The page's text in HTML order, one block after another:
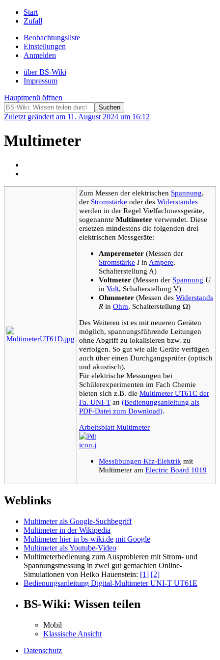
Start
Zufall
Beobachtungsliste
Einstellungen
Anmelden
über BS-Wiki
Impressum
Hauptmenü öffnen
Zuletzt geändert am 11. August 2024 um 16:12
Multimeter
Zum Messen der elektrischen Spannung,
der Stromstärke oder des Widerstandes
werden in der Regel Vielfachmessgeräte,
sogenannte Multimeter verwendet. Diese
ersetzen mindestens die folgenden drei
elektrischen Messgeräte:
Amperemeter (Messen der
Stromstärke Iin Ampere,
Schalterstellung A)
Voltmeter (Messen der Spannung U
in Volt, Schalterstellung V)
Ohmmeter (Messen des Widerstands
R in Ohm, Schalterstellung Ω)
Des Weiteren ist es mit neueren Geräten
möglich, spannungsführende Leitungen
ohne Abgriff zu lokalisieren bzw. zu
verfolgen. So gut wie alle Geräte verfügen
auch über einen Durchgangsprüfer (optisch
und akustisch).
Für elektrische Messungen bei
Schülerexperimenten im Fach Chemie
bieten sich z.B. die Multimeter UT61C der
Fa. UNI-T an (Bedienungsanleitung als
PDF-Datei zum Download).
Arbeitsblatt Multimeter
Messübungen Kfz-Elektrik mit
Multimeter am Electric Board 1019
Weblinks
Multimeter als Google-Suchbegriff
Multimeter in der Wikipedia
Multimeter hier in bs-wiki.de mit Google
Multimeter als Youtube-Video
Multimeterbedienung zum Ausprobieren mit Strom- und
Spannungsmessung in zwei gut gemachten Online-
Simulationen von Heiko Hauenstein: [1] [2]
Bedienungsanleitung Digital-Multimeter UNI-T UT61E
BS-Wiki: Wissen teilen
Mobil
Klassische Ansicht
Datenschutz